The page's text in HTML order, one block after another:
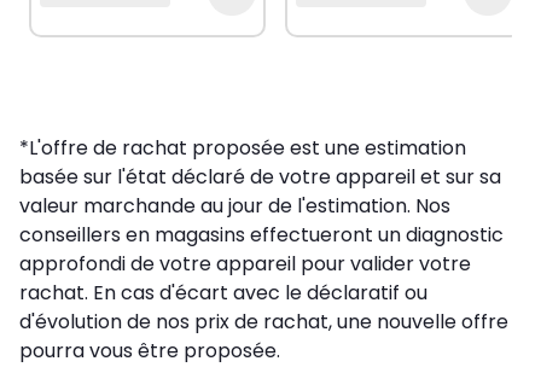
*L'offre de rachat proposée est une estimation
basée sur l'état déclaré de votre appareil et sur sa
valeur marchande au jour de l'estimation. Nos
conseillers en magasins effectueront un diagnostic
approfondi de votre appareil pour valider votre
rachat. En cas d'écart avec le déclaratif ou
d'évolution de nos prix de rachat, une nouvelle offre
pourra vous être proposée.